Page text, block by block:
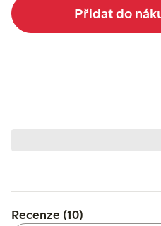
Přidat do
Recenze (10)